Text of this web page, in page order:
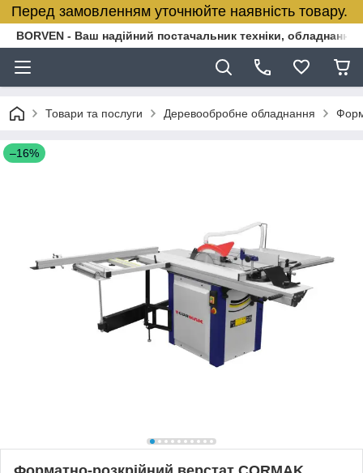
Перед замовленням уточнюйте наявність товару.
BORVEN - Ваш надійний постачальник техніки, обладнання
Товари та послуги Деревообробне обладнання
–16%